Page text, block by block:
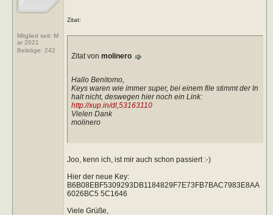
Mitglied seit: M
ar 2021
Beiträge: 242
Zitat:
Zitat von molinero
Hallo Benitomo,
Keys waren wie immer super, bei einem file stimmt der In
halt nicht, deswegen hier noch ein Link:
http://xup.in/dl,53163110
Vielen Dank
molinero
Joo, kenn ich, ist mir auch schon passiert :-)
Hier der neue Key:
B6B08EBF5309293DB1184829F7E73FB7BAC7983E8AA
6026BC5 5C1646
Viele Grüße,